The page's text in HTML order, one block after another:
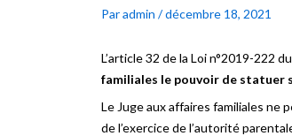
Paradmin /décembre 18, 2021
L’article 32 de la Loi n°2019-222
familiales le pouvoir de statuer
Le Juge aux affaires familiales ne
de l’exercice de l’autorité